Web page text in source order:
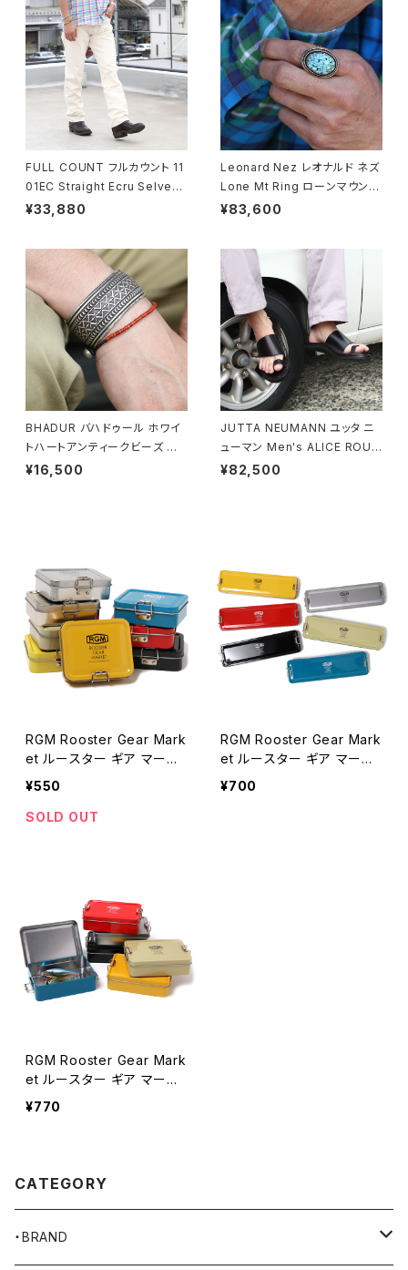
FULL COUNT フルカウント 11
01EC Straight Ecru Selved
ge Denim ストレートセルビッ
¥33,880
Leonard Nez レオナルド ネズ
Lone Mt Ring ローンマウンテ
ンターコイズリング 15号 ナバホ
¥83,600
BHADUR バハドゥール ホワイ
トハートアンティークビーズ ブ
レスレット 金赤 #b126 日本製
¥16,500
JUTTA NEUMANN ユッタ ニ
ューマン Men's ALICE ROUN
D アリス ラウンド サンダル レザ
¥82,500
RGM Rooster Gear Mark
et ルースター ギア マーケ
ット TIN CASE ブリキ 全8
¥550
SOLD OUT
RGM Rooster Gear Mark
et ルースター ギア マーケ
ット TIN CASE -LB- ブリキ
¥700
RGM Rooster Gear Mark
et ルースター ギア マーケ
ット TIN CASE GRANDE
¥770
CATEGORY
・BRAND